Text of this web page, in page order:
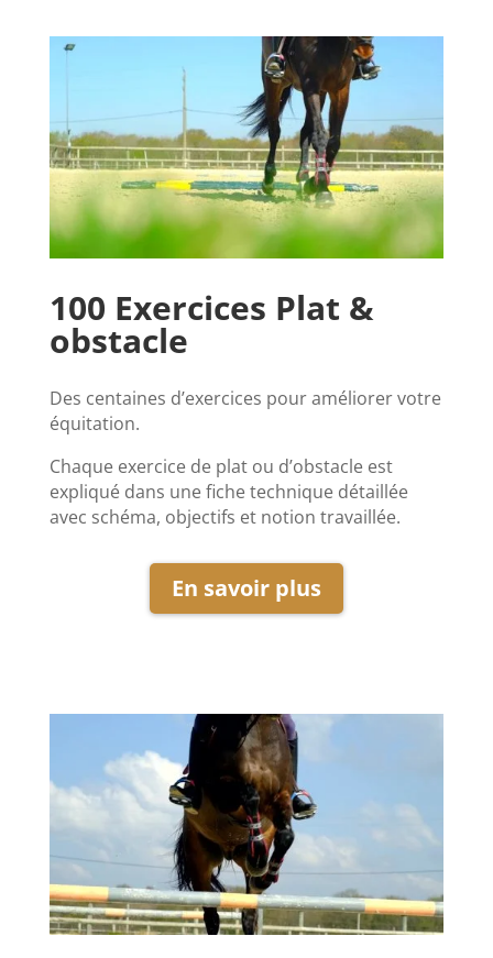
100 Exercices Plat &
obstacle
Des centaines d’exercices pour améliorer votre
équitation.
Chaque exercice de plat ou d’obstacle est
expliqué dans une fiche technique détaillée
avec schéma, objectifs et notion travaillée.
En savoir plus